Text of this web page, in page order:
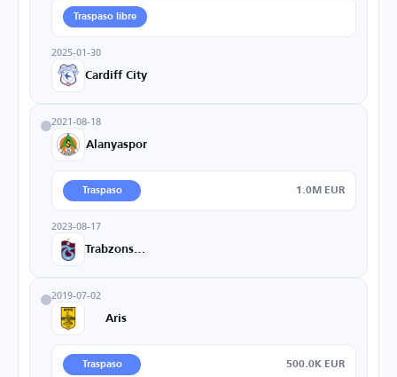
Traspaso libre
2025-01-30
Cardiff City
2021-08-18
Alanyaspor
Traspaso 1.0M EUR
2023-08-17
2019-07-02
Aris
Traspaso 500.0K EUR